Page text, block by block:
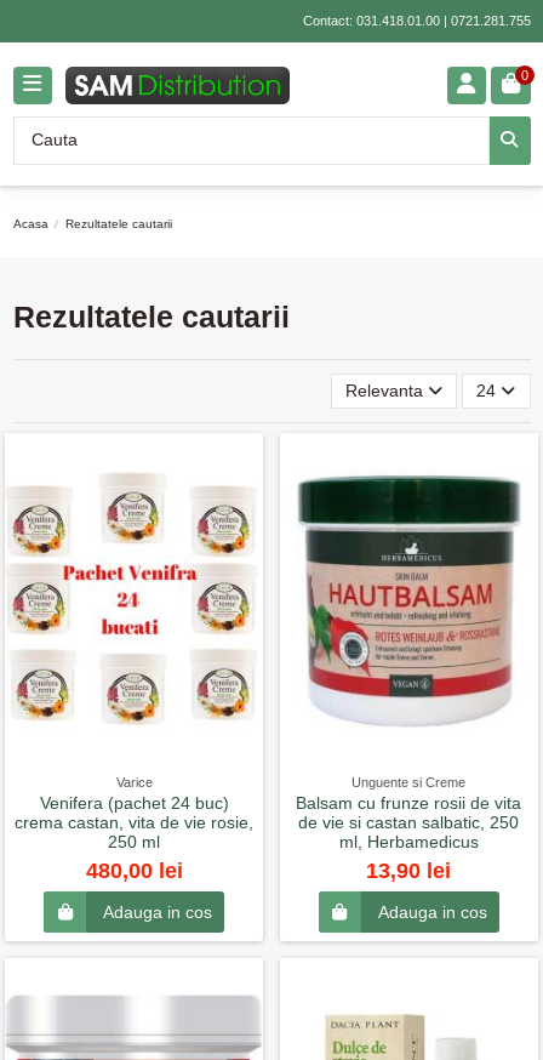
Contact: 031.418.01.00| 0721.281.755
0
Acasa Rezultatele cautarii
Rezultatele cautarii
Relevanta 24
Varice
Venifera (pachet 24 buc)
crema castan, vita de vie rosie,
250 ml
480,00 lei
Adauga in cos
Unguente si Creme
Balsam cu frunze rosii de vita
de vie si castan salbatic, 250
ml, Herbamedicus
13,90 lei
Adauga in cos